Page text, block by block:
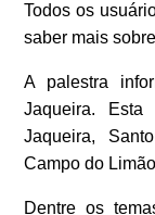
Todos os
saber mais
A palestra
Jaqueira.
Jaqueira,
Campo do
Dentre os